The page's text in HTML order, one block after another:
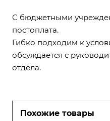
С бюджетными
постоплата.
Гибко подходим к
обсуждается с
отдела.
Похожие товары